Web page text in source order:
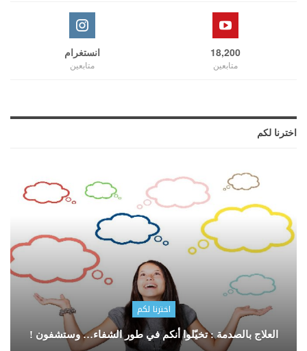
18,200
متابعين
انستغرام
متابعين
اخترنا لكم
اخترنا لكم
العلاج بالصدمة : تخيّلوا أنكم في طور الشفاء… وستشفون !